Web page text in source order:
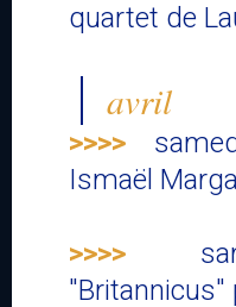
quartet de
avril
>>>>
Ismaël
>>>>
"Britannicus"